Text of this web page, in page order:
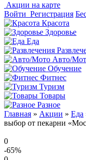
Акции на карте
Войти Регистрация
Красота
Здоровье
Еда
Авто/
Обучение
Фитнес
Туризм
Товары
Разное
Главная » Акции » Еда
выбор от пекарни
0
-65%